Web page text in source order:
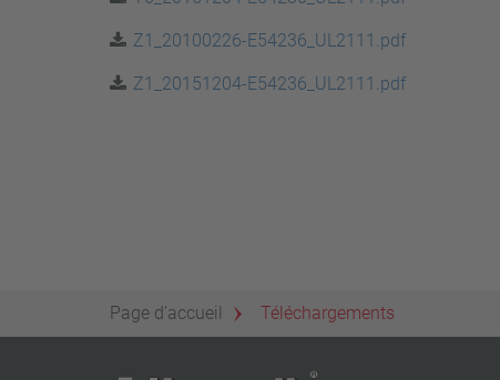
Z1_20100226-E54236_UL2111.pdf
Z1_20151204-E54236_UL2111.pdf
Page d’accueil Téléchargements